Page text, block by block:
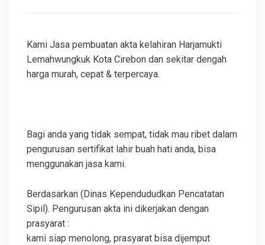
Kami Jasa pembuatan akta kelahiran Harjamukti
Lemahwungkuk Kota Cirebon dan sekitar dengah
harga murah, cepat & terpercaya.
Bagi anda yang tidak sempat, tidak mau ribet dalam
pengurusan sertifikat lahir buah hati anda, bisa
menggunakan jasa kami.
Berdasarkan (Dinas Kependududkan Pencatatan
Sipil). Pengurusan akta ini dikerjakan dengan
prasyarat :
kami siap menolong, prasyarat bisa dijemput